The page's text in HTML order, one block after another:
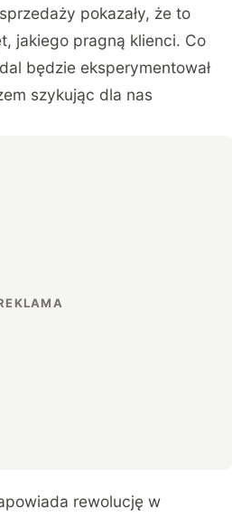
pokazały, że to
jakiego pragną klienci. Co
będzie eksperymentował
szykując dla nas
rewolucję w